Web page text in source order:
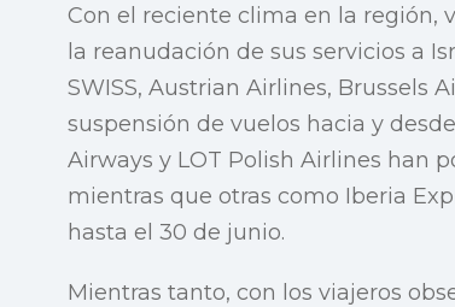
Con el reciente clima en la región,
la reanudación de sus servicios a
SWISS, Austrian Airlines, Brussels
suspensión de vuelos hacia y
Airways y LOT Polish Airlines han
mientras que otras como Iberia
hasta el 30 de junio.
Mientras tanto, con los viajeros